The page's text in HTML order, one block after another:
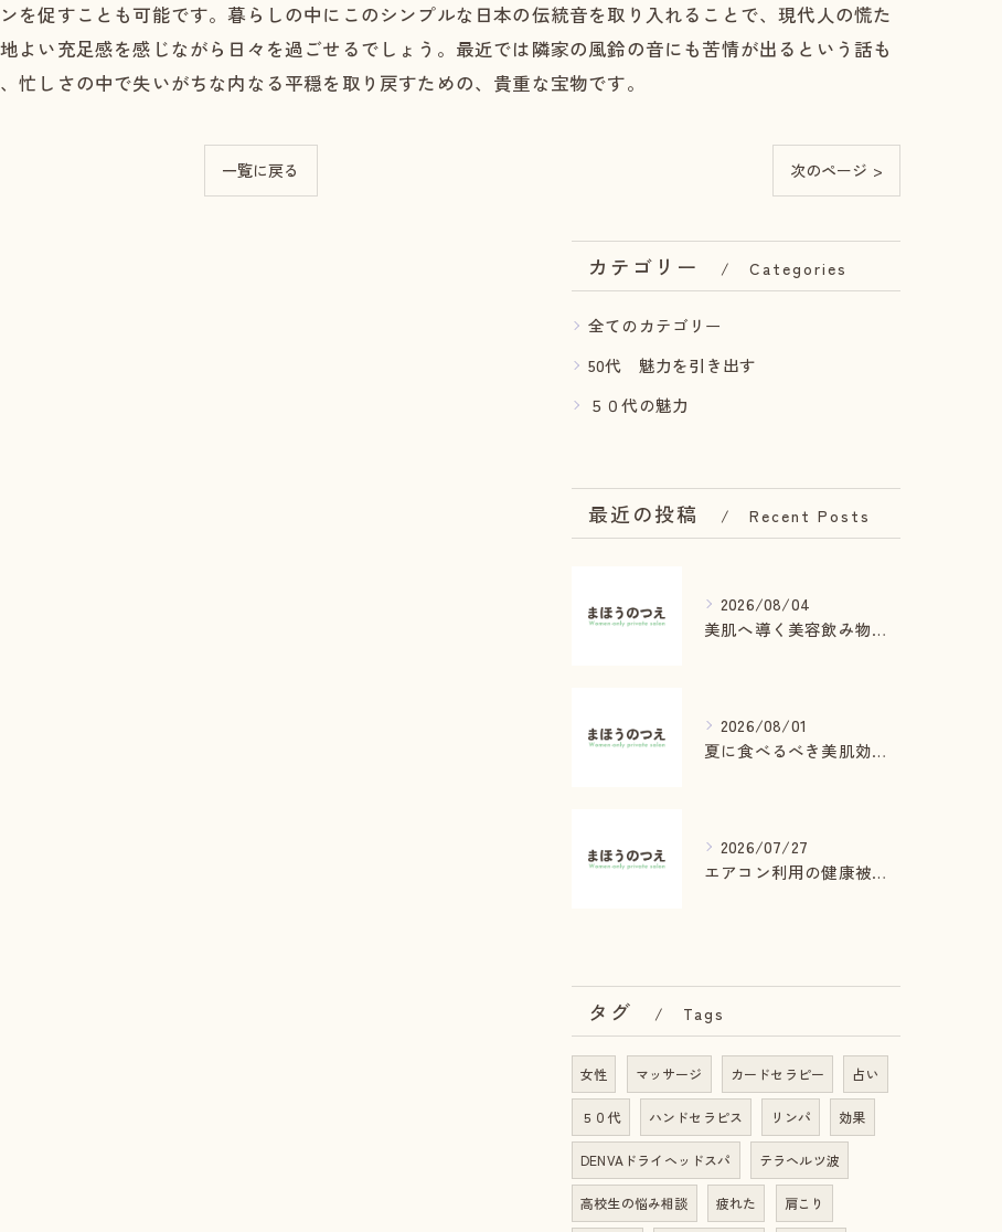
を促すことも可能です。暮らしの中にこのシンプルな日本の伝統音を取り入れることで、現代人の慌た
よい充足感を感じながら日々を過ごせるでしょう。最近では隣家の風鈴の音にも苦情が出るという話も
忙しさの中で失いがちな内なる平穏を取り戻すための、貴重な宝物です。
一覧に戻る 次のページ >
カテゴリー Categories
全てのカテゴリー
50代 魅力を引き出す
５０代の魅力
最近の投稿 Recent Posts
2026/08/04
美肌へ導く美容飲み物と癒しの秘密
2026/08/01
夏に食べるべき美肌効果食材
2026/07/27
エアコン利用の健康被害を防ぐ方法
タグ Tags
女性 マッサージ カードセラピー 占い
５０代 ハンドセラピス リンパ 効果
DENVAドライヘッドスパ テラヘルツ波
高校生の悩み相談 疲れた 肩こり